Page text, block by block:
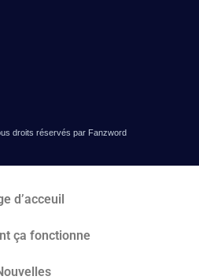
droits réservés par Fanzword
d’acceuil
ça fonctionne